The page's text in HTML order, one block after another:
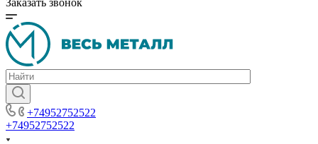
Заказать звонок
+74952752522
+74952752522